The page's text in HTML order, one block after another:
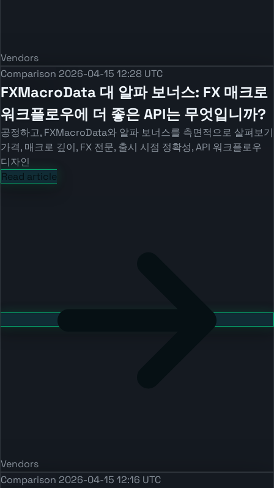
Vendors
Comparison 2026-04-15 12:28 UTC
FXMacroData 대 알파 보너스: FX 매크로
워크플로우에 더 좋은 API는 무엇입니까?
공정하고, FXMacroData와 알파 보너스를 측면적으로 살펴보기
가격, 매크로 깊이, FX 전문, 출시 시점 정확성, API 워크플로우
디자인
Read article
Vendors
Comparison 2026-04-15 12:16 UTC